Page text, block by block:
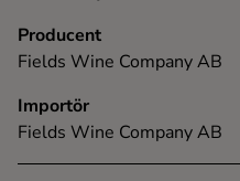
Producent
Fields Wine Company AB
Importör
Fields Wine Company AB